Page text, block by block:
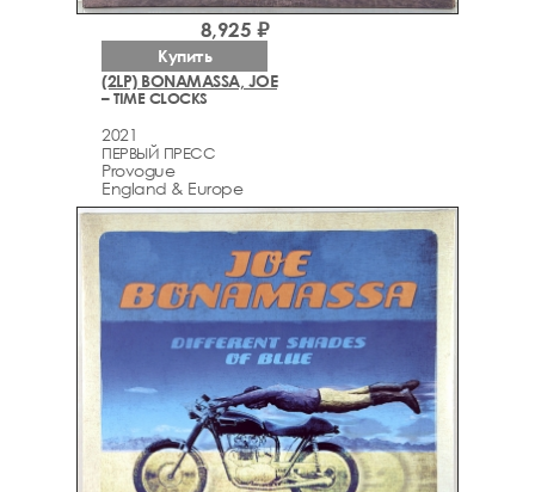
(2LP) BONAMASSA, JOE
– TIME CLOCKS
2021
ПЕРВЫЙ ПРЕСС
Provogue
England & Europe
8,925 ₽
Купить